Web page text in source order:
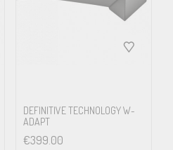
DEFINITIVE TECHNOLOGY W-
ADAPT
€399.00